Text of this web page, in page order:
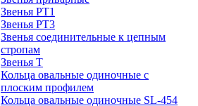
Звенья РТ1
Звенья РТ3
Звенья соединительные к цепным
стропам
Звенья Т
Кольца овальные одиночные c
плоским профилем
Кольца овальные одиночные SL-454